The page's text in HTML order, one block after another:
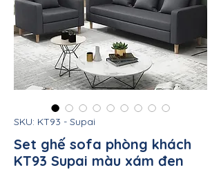
SKU: KT93 - Supai
Set ghế sofa phòng khách
KT93 Supai màu xám đen